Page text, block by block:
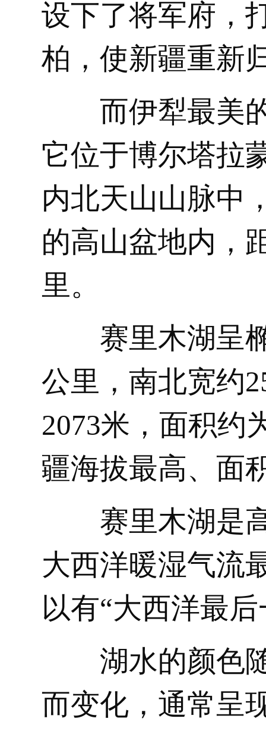
设下了将军府，
柏，使新疆重新
而伊犁最美
它位于博尔塔拉
内北天山山脉中
的高山盆地内，
里。
赛里木湖呈
公里，南北宽约
2073米，面积约
疆海拔最高、面
赛里木湖是
大西洋暖湿气流
以有“大西洋最
湖水的颜色
而变化，通常呈